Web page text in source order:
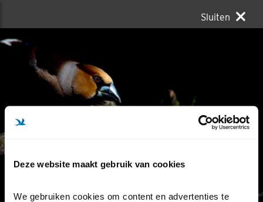
Deze website maakt gebruik van cookies
We gebruiken cookies om content en advertenties te
Sluiten